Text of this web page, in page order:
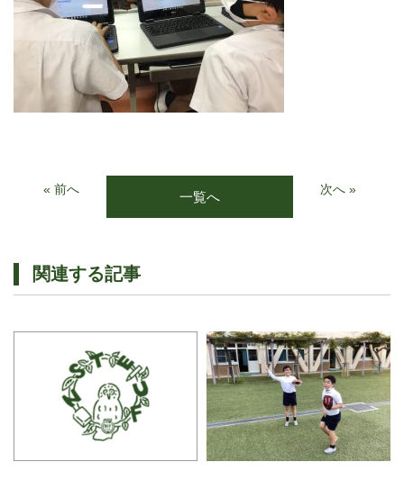
« 前へ 一覧へ 次へ »
関連する記事